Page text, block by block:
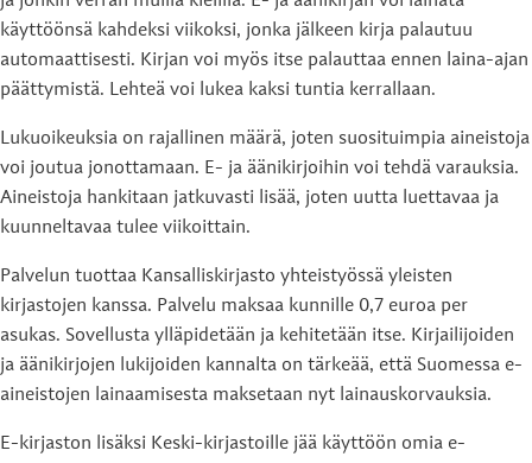
käyttöönsä kahdeksi viikoksi, jonka jälkeen kirja palautuu
automaattisesti. Kirjan voi myös itse palauttaa ennen laina-ajan
päättymistä. Lehteä voi lukea kaksi tuntia kerrallaan.
Lukuoikeuksia on rajallinen määrä, joten suosituimpia aineistoja
voi joutua jonottamaan. E- ja äänikirjoihin voi tehdä varauksia.
Aineistoja hankitaan jatkuvasti lisää, joten uutta luettavaa ja
kuunneltavaa tulee viikoittain.
Palvelun tuottaa Kansalliskirjasto yhteistyössä yleisten
kirjastojen kanssa. Palvelu maksaa kunnille 0,7 euroa per
asukas. Sovellusta ylläpidetään ja kehitetään itse. Kirjailijoiden
ja äänikirjojen lukijoiden kannalta on tärkeää, että Suomessa e-
aineistojen lainaamisesta maksetaan nyt lainauskorvauksia.
E-kirjaston lisäksi Keski-kirjastoille jää käyttöön omia e-